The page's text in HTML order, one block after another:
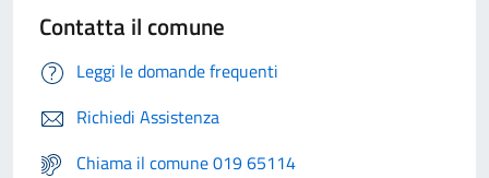
Contatta il comune
Leggi le domande frequenti
Richiedi Assistenza
Chiama il comune 019 65114